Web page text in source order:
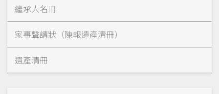
繼承人名冊
家事聲請狀（陳報遺產清冊）
遺產清冊